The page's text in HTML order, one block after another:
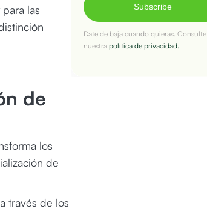
las
de
los
de
través de los
Subscribe
Date de baja cuando quieras. Consulte
nuestra política de privacidad.